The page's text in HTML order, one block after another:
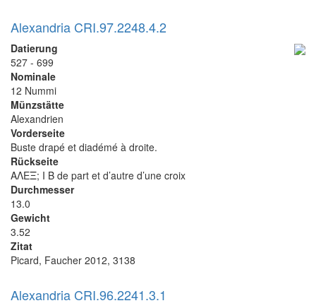
Alexandria CRI.97.2248.4.2
Datierung
527 - 699
Nominale
12 Nummi
Münzstätte
Alexandrien
Vorderseite
Buste drapé et diadémé à droite.
Rückseite
ΑΛΕΞ; I B de part et d’autre d’une croix
Durchmesser
13.0
Gewicht
3.52
Zitat
Picard, Faucher 2012, 3138
Alexandria CRI.96.2241.3.1